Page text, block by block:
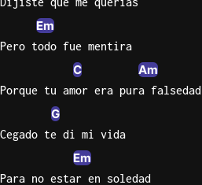
Em
Pero todo fue mentira
C Am
Porque tu amor era pura falsedad
G
Cegado te di mi vida
Em
Para no estar en soledad